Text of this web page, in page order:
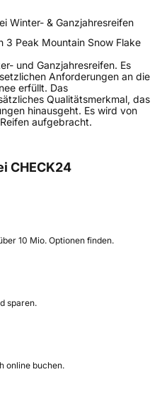
Winter- & Ganzjahresreifen
3 Peak Mountain Snow Flake
und Ganzjahresreifen. Es
Anforderungen an die
erfüllt. Das
Qualitätsmerkmal, das
hinausgeht. Es wird von
aufgebracht.
CHECK24
10 Mio. Optionen finden.
sparen.
online buchen.